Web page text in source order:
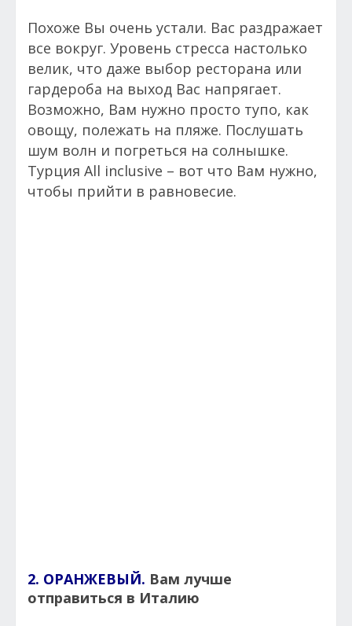
Похоже Вы очень устали. Вас раздражает
все вокруг. Уровень стресса настолько
велик, что даже выбор ресторана или
гардероба на выход Вас напрягает.
Возможно, Вам нужно просто тупо, как
овощу, полежать на пляже. Послушать
шум волн и погреться на солнышке.
Турция All inclusive – вот что Вам нужно,
чтобы прийти в равновесие.
2. ОРАНЖЕВЫЙ. Вам лучше
отправиться в Италию